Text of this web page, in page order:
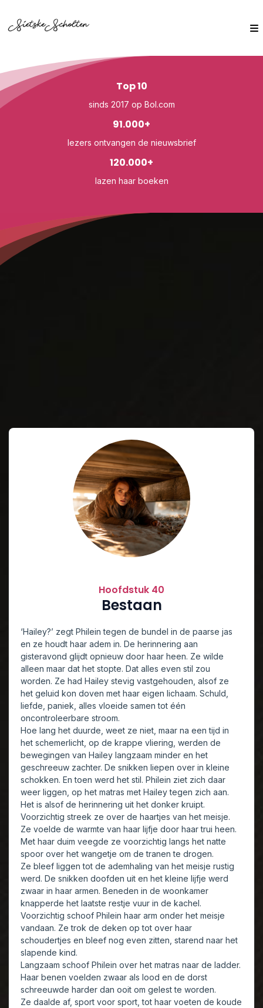
Top 10
sinds 2017 op Bol.com
91.000+
lezers ontvangen de nieuwsbrief
120.000+
lazen haar boeken
Hoofdstuk 40
Bestaan
‘Hailey?’ zegt Philein tegen de bundel in de paarse jas
en ze houdt haar adem in. De herinnering aan
gisteravond glijdt opnieuw door haar heen. Ze wilde
alleen maar dat het stopte. Dat alles even stil zou
worden. Ze had Hailey stevig vastgehouden, alsof ze
het geluid kon doven met haar eigen lichaam. Schuld,
liefde, paniek, alles vloeide samen tot één
oncontroleerbare stroom.
Hoe lang het duurde, weet ze niet, maar na een tijd in
het schemerlicht, op de krappe vliering, werden de
bewegingen van Hailey langzaam minder en het
geschreeuw zachter. De snikken liepen over in kleine
schokken. En toen werd het stil. Philein ziet zich daar
weer liggen, op het matras met Hailey tegen zich aan.
Het is alsof de herinnering uit het donker kruipt.
Voorzichtig streek ze over de haartjes van het meisje.
Ze voelde de warmte van haar lijfje door haar trui heen.
Met haar duim veegde ze voorzichtig langs het natte
spoor over het wangetje om de tranen te drogen.
Ze bleef liggen tot de ademhaling van het meisje rustig
werd. De snikken doofden uit en het kleine lijfje werd
zwaar in haar armen. Beneden in de woonkamer
knapperde het laatste restje vuur in de kachel.
Voorzichtig schoof Philein haar arm onder het meisje
vandaan. Ze trok de deken op tot over haar
schoudertjes en bleef nog even zitten, starend naar het
slapende kind.
Langzaam schoof Philein over het matras naar de ladder.
Haar benen voelden zwaar als lood en de dorst
schreeuwde harder dan ooit om gelest te worden.
Ze daalde af, sport voor sport, tot haar voeten de koude